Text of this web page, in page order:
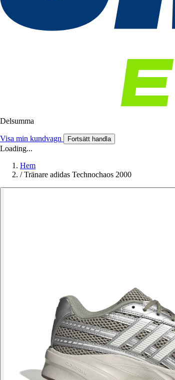
Delsumma
Visa min kundvagn Fortsätt handla
Loading...
Hem
/ Tränare adidas Technochaos 2000